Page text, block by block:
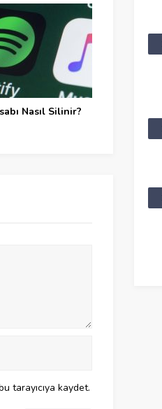
Nasıl Silinir?
tarayıcıya kaydet.